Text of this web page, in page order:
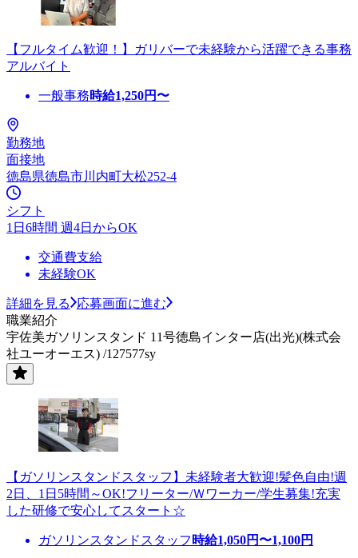
【フルタイム歓迎！】ガリバーで未経験から活躍できる事務
アルバイト
一般事務時給1,250円〜
勤務地
面接地
徳島県徳島市川内町大松252-4
シフト
1日6時間 週4日からOK
交通費支給
未経験OK
詳細を見る
応募画面に進む
職業紹介
宇佐美ガソリンスタンド 11号徳島インター店(出光)(株式会
社ユーオーエス) /127577sy
【ガソリンスタンドスタッフ】未経験者大歓迎!髪色自由!週
2日、1日5時間～OK!フリーター/Ｗワーカー/学生募集!充実
した研修で安心してスタート☆
ガソリンスタンドスタッフ 時給1,050円〜1,100円